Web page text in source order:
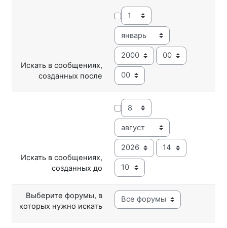
Искать в сообщениях,
созданных после
День
Месяц
Год Час
Минута
Искать в сообщениях,
созданных до
День
Месяц
Год Час
Минута
Выберите форумы, в
которых нужно искать